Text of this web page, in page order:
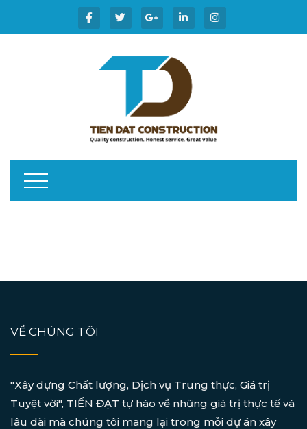
VỀ CHÚNG TÔI
"Xây dựng Chất lượng, Dịch vụ Trung thực, Giá trị
Tuyệt vời", TIẾN ĐẠT tự hào về những giá trị thực tế và
lâu dài mà chúng tôi mang lại trong mỗi dự án xây